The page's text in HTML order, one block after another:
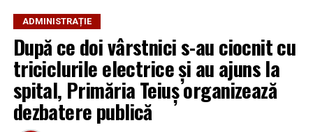
Dacă va depăși stadiul de propunere și va fi inclus în
programele de investiții regionale sau naționale, Teiuș ar
putea deveni unul dintre primele orașe mici din România
conectate la un sistem de transport feroviar
metropolitan, cu efecte importante asupra mobilității,
dezvoltării economice și pieței muncii din județul Alba.
edilului Mirel Vasile Hălălai.
Constantin PREDESCU
Adaugă teiusinfo.ro ca sursă
Pestrada Petru Maior
avansat, decopertarea vechiului sistem rutier fiind
aproape finalizată. În perioada următoare vor fi
montate bordurile, vor fi amenajate trotuarele și va fi
realizată scafa carosabilă, destinată preluării și dirijării
apelor pluviale.
ADMINISTRAȚIE
După ce doi vârstnici s-au ciocnit cu
triciclurile electrice și au ajuns la
spital, Primăria Teiuș organizează
dezbatere publică